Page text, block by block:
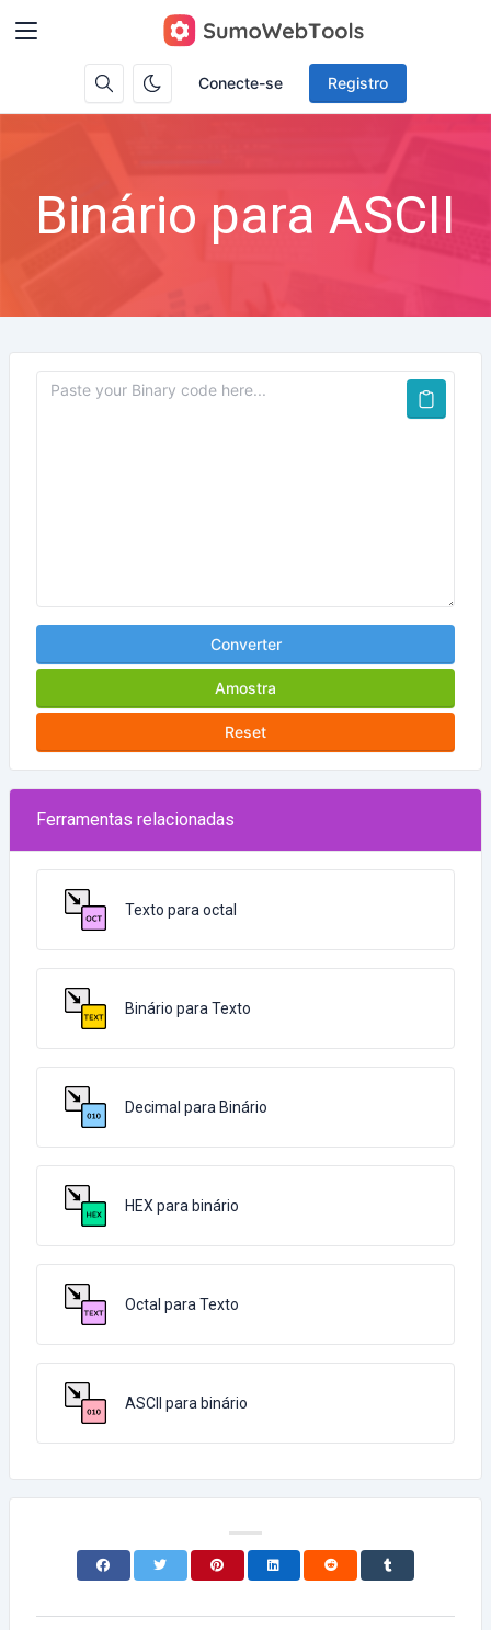
Conecte-se Registro
Binário para ASCII
Converter
Amostra
Reset
Ferramentas relacionadas
Texto para octal
Binário para Texto
Decimal para Binário
HEX para binário
Octal para Texto
ASCII para binário